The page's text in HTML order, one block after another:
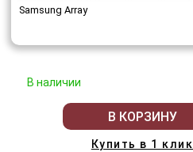
Samsung Array
В наличии
В КОРЗИНУ
Купить в 1 клик